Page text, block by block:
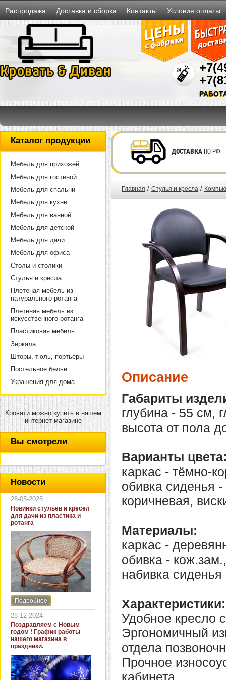
Распродажа Доставка и сборка Контакты Условия оплаты
Каталог продукции
Мебель для прихожей
Мебель для гостиной
Мебель для спальни
Мебель для кухни
Мебель для ванной
Мебель для детской
Мебель для дачи
Мебель для офиса
Столы и столики
Стулья и кресла
Плетеная мебель из
натурального ротанга
Плетеная мебель из
искусственного ротанга
Пластиковая мебель
Зеркала
Шторы, тюль, портьеры
Постельное бельё
Украшения для дома
Кровати можно купить в нашем
интернет магазине
Вы смотрели
Новости
28-05-2025
Новинки стульев и кресел
для дачи из пластика и
ротанга
Интернет-магазин "Кровать
и диван" представляет
новинки стульев и кресел
для дачи. В ассортименте
представлены как
бюджетные модели из
пластика для дачи, так и
кресла для загородных
домов из натурального и
искусственного ротанга.
Подробнее
28-12-2024
Поздравляем с Новым
годом ! График работы
нашего магазина в
праздники.
ДОСТАВКАПО РФ
Главная / Стулья и кресла /
Описание
Габариты
глубина - 55 см,
высота от пола
Варианты
каркас - тёмно-
обивка сиденья
коричневая,
Материалы:
каркас -
обивка - кож.зам.,
набивка
Характеристики:
Удобное кресло
Эргономичный
отдела
Прочное
кабинета.